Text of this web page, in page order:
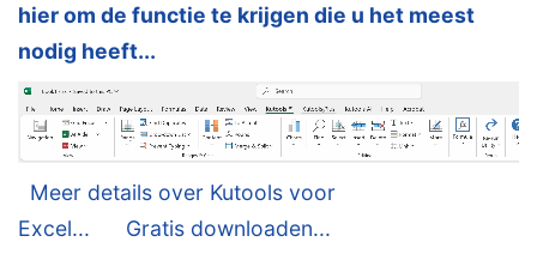
hier om de functie te krijgen die u het meest
nodig heeft...
Meer details over Kutools voor
Excel...
Gratis downloaden...